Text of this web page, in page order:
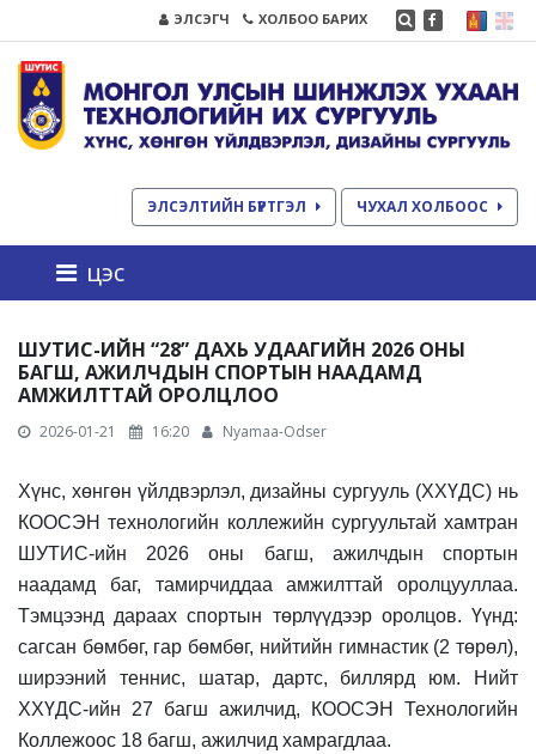
ЭЛСЭГЧ ХОЛБОО БАРИХ
ЭЛСЭЛТИЙН БҮРТГЭЛ ЧУХАЛ ХОЛБООС
цэс
ШУТИС-ИЙН “28” ДАХЬ УДААГИЙН 2026 ОНЫ
БАГШ, АЖИЛЧДЫН СПОРТЫН НААДАМД
АМЖИЛТТАЙ ОРОЛЦЛОО
2026-01-21 16:20 Nyamaa-Odser
Хүнс, хөнгөн үйлдвэрлэл, дизайны сургууль (ХХҮДС) нь
КООСЭН технологийн коллежийн сургуультай хамтран
ШУТИС-ийн 2026 оны багш, ажилчдын спортын
наадамд баг, тамирчиддаа амжилттай оролцууллаа.
Тэмцээнд дараах спортын төрлүүдээр оролцов. Үүнд:
сагсан бөмбөг, гар бөмбөг, нийтийн гимнастик (2 төрөл),
ширээний теннис, шатар, дартс, биллярд юм. Нийт
ХХҮДС-ийн 27 багш ажилчид, КООСЭН Технологийн
Коллежоос 18 багш, ажилчид хамрагдлаа.